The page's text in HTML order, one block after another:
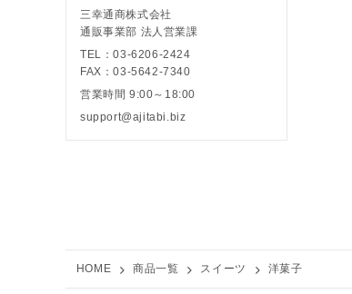
三幸通商株式会社
通販事業部 法人営業課
TEL：03-6206-2424
FAX：03-5642-7340
営業時間 9:00～18:00
support@ajitabi.biz
HOME 商品一覧 スイーツ 洋菓子